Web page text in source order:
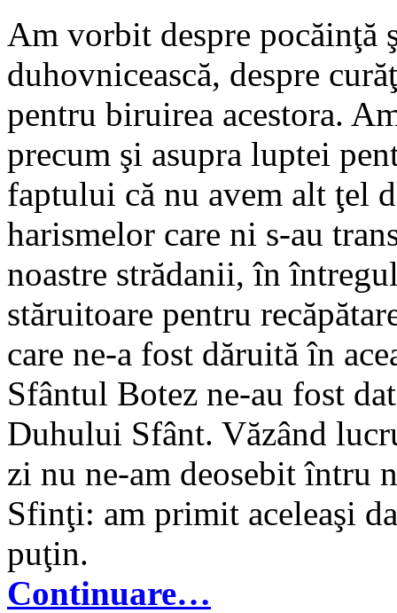
Am vorbit despre pocăinţă
duhovnicească, despre
pentru biruirea acestora.
precum şi asupra luptei
faptului că nu avem alt ţel
harismelor care ni s-au
noastre strădanii, în
stăruitoare pentru
care ne-a fost dăruită în
Sfântul Botez ne-au fost
Duhului Sfânt. Văzând
zi nu ne-am deosebit întru
Sfinţi: am primit aceleaşi
puţin.
Continuare…